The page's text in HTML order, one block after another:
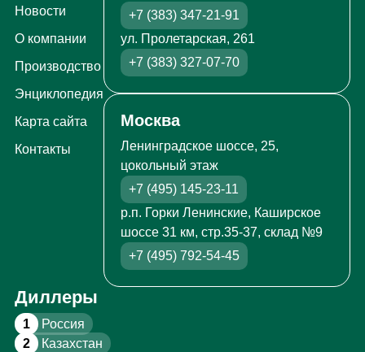
Новости
О компании
Производство
Энциклопедия
Карта сайта
Контакты
+7 (383) 347-21-91
ул. Пролетарская, 261
+7 (383) 327-07-70
Москва
Ленинградское шоссе, 25,
цокольный этаж
+7 (495) 145-23-11
р.п. Горки Ленинские, Каширское
шоссе 31 км, стр.35-37, склад №9
+7 (495) 792-54-45
Диллеры
1 Россия
2 Казахстан